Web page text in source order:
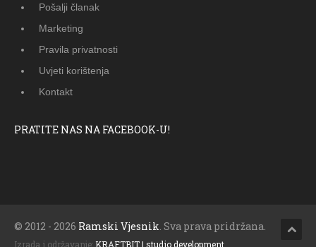
Pošalji članak
Marketing
Pravila privatnosti
Uvjeti korištenja
Kontakt
PRATITE NAS NA FACEBOOK-U!
© 2012 - 2026 Ramski Vjesnik . Sva prava pridržana.
Izrada i održavanje: KRAFTBIT | studio development